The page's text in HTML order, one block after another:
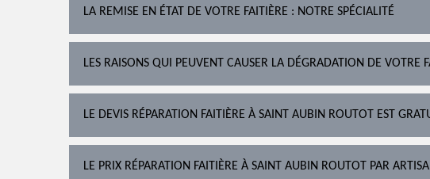
LA REMISE EN ÉTAT DE VOTRE FAITIÈRE : NOTRE SPÉCIALITÉ
LES RAISONS QUI PEUVENT CAUSER LA DÉGRADATION DE VOTRE
LE DEVIS RÉPARATION FAITIÈRE À SAINT AUBIN ROUTOT EST
LE PRIX RÉPARATION FAITIÈRE À SAINT AUBIN ROUTOT PAR